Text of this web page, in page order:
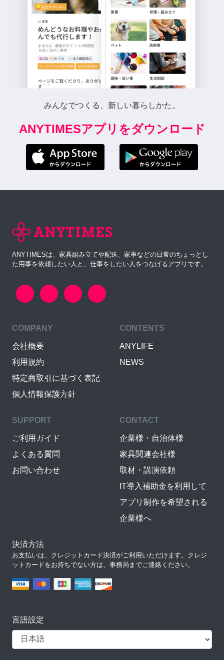
みんなでつくる、新しい暮らしかた。
ANYTIMESアプリをダウンロード
ANYTIMESは、家具組み立てや配送、家事などの日常のちょっとし
た用事を依頼したい人と、仕事をしたい人をつなげるアプリです。
COMPANY
会社概要
利用規約
特定商取引に基づく表記
個人情報保護方針
CONTENTS
ANYLIFE
NEWS
SUPPORT
ご利用ガイド
よくある質問
お問い合わせ
CONTACT
企業様・自治体様
家具関連会社様
取材・講演依頼
IT導入補助金を利用して
アプリ制作を希望される
企業様へ
決済方法
お支払いは、クレジットカード決済がご利用いただけます。クレジ
ットカードをお持ちでない方は、事務局までご連絡ください。
言語設定